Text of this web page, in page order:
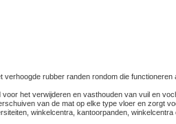
verhoogde rubber randen rondom die
het verwijderen en vasthouden van vuil en
van de mat op elke type vloer en zorgt
winkelcentra, kantoorpanden, winkelcentra